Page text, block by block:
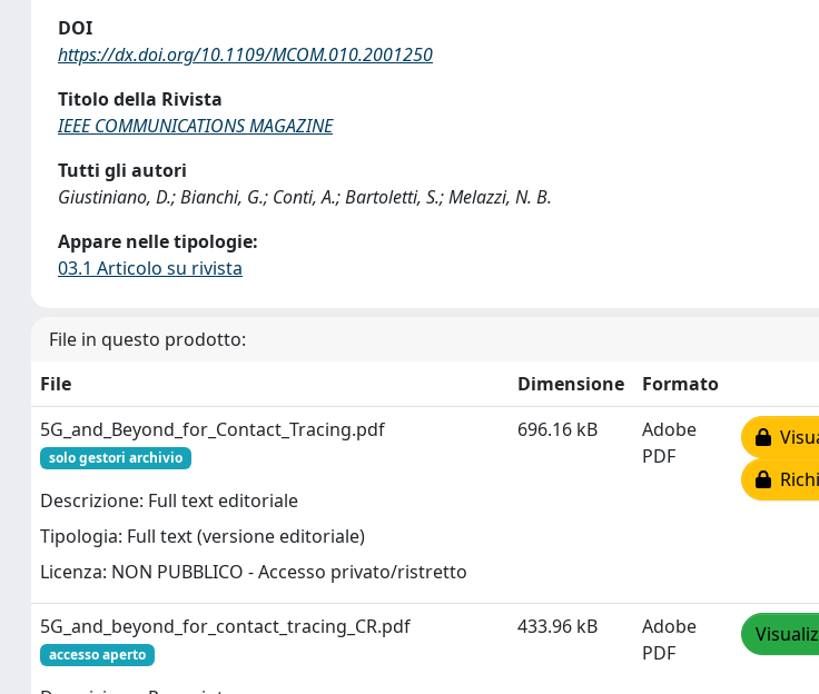
DOI
https://dx.doi.org/10.1109/MCOM.010.2001250
Titolo della Rivista
IEEE COMMUNICATIONS MAGAZINE
Tutti gli autori
Giustiniano, D.; Bianchi, G.; Conti, A.; Bartoletti, S.; Melazzi, N. B.
Appare nelle tipologie:
03.1 Articolo su rivista
File in questo prodotto:
File
Dimensione
Formato
5G_and_Beyond_for_Contact_Tracing.pdf
solo gestori archivio
Descrizione: Full text editoriale
Tipologia: Full text (versione editoriale)
Licenza: NON PUBBLICO - Accesso privato/ristretto
696.16 kB
Adobe
PDF
5G_and_beyond_for_contact_tracing_CR.pdf
accesso aperto
433.96 kB
Adobe
PDF